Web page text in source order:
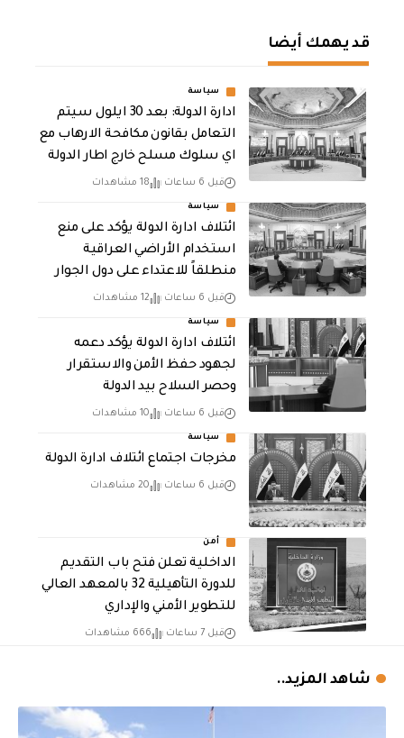
قد يهمك أيضا
سياسة
ادارة الدولة: بعد 30 ايلول سيتم
التعامل بقانون مكافحة الارهاب مع
اي سلوك مسلح خارج اطار الدولة
قبل 6 ساعات 18 مشاهدات
سياسة
ائتلاف ادارة الدولة يؤكد على منع
استخدام الأراضي العراقية
منطلقاً للاعتداء على دول الجوار
قبل 6 ساعات 12 مشاهدات
سياسة
ائتلاف ادارة الدولة يؤكد دعمه
لجهود حفظ الأمن والاستقرار
وحصر السلاح بيد الدولة
قبل 6 ساعات 10 مشاهدات
سياسة
مخرجات اجتماع ائتلاف ادارة الدولة
قبل 6 ساعات 20 مشاهدات
أمن
الداخلية تعلن فتح باب التقديم
للدورة التأهيلية 32 بالمعهد العالي
للتطوير الأمني والإداري
قبل 7 ساعات 666 مشاهدات
شاهد المزيد..